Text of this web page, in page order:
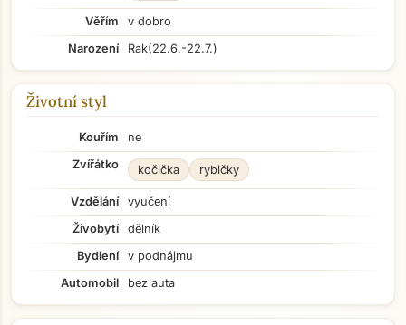
Věřím
v dobro
Narození
Rak(22.6.-22.7.)
Životní styl
Kouřím
ne
Zvířátko
kočička rybičky
Vzdělání
vyučení
Živobytí
dělník
Bydlení
v podnájmu
Automobil
bez auta